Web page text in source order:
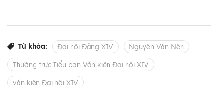
Từ khóa: Đại hội Đảng XIV Nguyễn Văn Nên
Thường trực Tiểu ban Văn kiện Đại hội XIV
văn kiện Đại hội XIV